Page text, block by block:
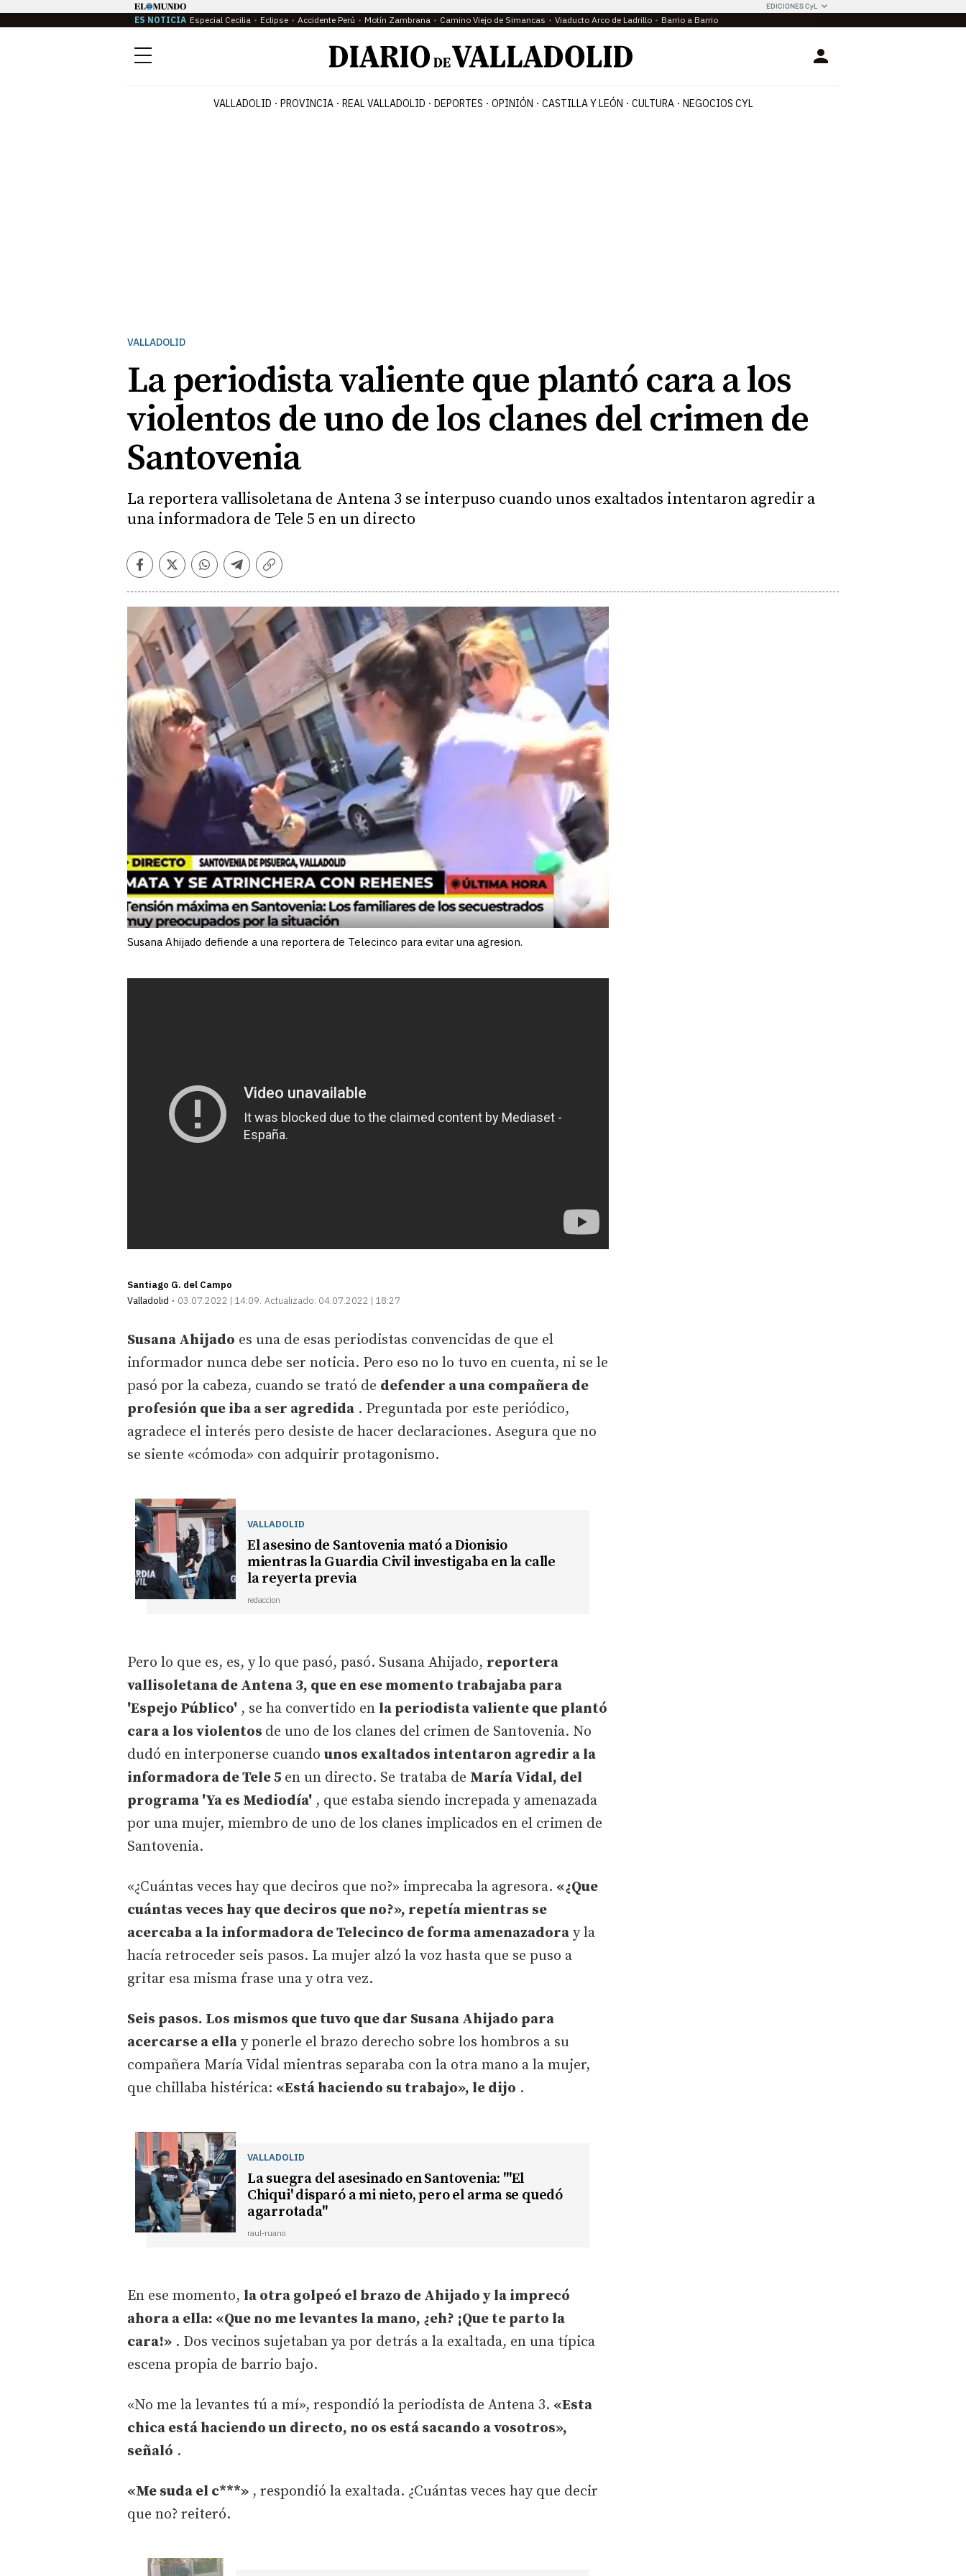
EDICIONES CyL
ES NOTICIA Especial Cecilia Eclipse Accidente Perú Motín Zambrana Camino Viejo de Simancas Viaducto Arco de Ladrillo Barrio a Barrio
Menú Login
VALLADOLID PROVINCIA REAL VALLADOLID DEPORTES OPINIÓN CASTILLA Y LEÓN CULTURA NEGOCIOS CYL
VALLADOLID
La periodista valiente que plantó cara a los
violentos de uno de los clanes del crimen de
Santovenia
La reportera vallisoletana de Antena 3 se interpuso cuando unos exaltados intentaron agredir a
una informadora de Tele 5 en un directo
Facebook
TwitterWhatsapp
Telegram
Copiar
Susana Ahijado defiende a una reportera de Telecinco para evitar una agresion.
Santiago G. del Campo
Valladolid
03.07.2022 | 14:09 Actualizado: 04.07.2022 | 18:27
Susana Ahijado es una de esas periodistas convencidas de que el
informador nunca debe ser noticia. Pero eso no lo tuvo en cuenta, ni se le
pasó por la cabeza, cuando se trató de defender a una compañera de
profesión que iba a ser agredida . Preguntada por este periódico,
agradece el interés pero desiste de hacer declaraciones. Asegura que no
se siente «cómoda» con adquirir protagonismo.
VALLADOLID
El asesino de Santovenia mató a Dionisio
mientras la Guardia Civil investigaba en la calle
la reyerta previa
redaccion
Pero lo que es, es, y lo que pasó, pasó. Susana Ahijado, reportera
vallisoletana de Antena 3, que en ese momento trabajaba para
'Espejo Público' , se ha convertido en la periodista valiente que plantó
cara a los violentos de uno de los clanes del crimen de Santovenia. No
dudó en interponerse cuando unos exaltados intentaron agredir a la
informadora de Tele 5 en un directo. Se trataba de María Vidal, del
programa 'Ya es Mediodía' , que estaba siendo increpada y amenazada
por una mujer, miembro de uno de los clanes implicados en el crimen de
Santovenia.
«¿Cuántas veces hay que deciros que no?» imprecaba la agresora. «¿Que
cuántas veces hay que deciros que no?», repetía mientras se
acercaba a la informadora de Telecinco de forma amenazadora y la
hacía retroceder seis pasos. La mujer alzó la voz hasta que se puso a
gritar esa misma frase una y otra vez.
Seis pasos. Los mismos que tuvo que dar Susana Ahijado para
acercarse a ella y ponerle el brazo derecho sobre los hombros a su
compañera María Vidal mientras separaba con la otra mano a la mujer,
que chillaba histérica: «Está haciendo su trabajo», le dijo .
VALLADOLID
La suegra del asesinado en Santovenia: "'El
Chiqui' disparó a mi nieto, pero el arma se quedó
agarrotada"
raul-ruano
En ese momento, la otra golpeó el brazo de Ahijado y la imprecó
ahora a ella: «Que no me levantes la mano, ¿eh? ¡Que te parto la
cara!» . Dos vecinos sujetaban ya por detrás a la exaltada, en una típica
escena propia de barrio bajo.
«No me la levantes tú a mí», respondió la periodista de Antena 3. «Esta
chica está haciendo un directo, no os está sacando a vosotros»,
señaló .
«Me suda el c***» , respondió la exaltada. ¿Cuántas veces hay que decir
que no? reiteró.